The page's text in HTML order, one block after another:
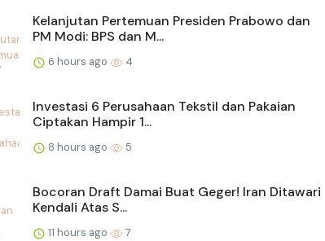
Kelanjutan Pertemuan Presiden Prabowo dan
PM Modi: BPS dan M...
6 hours ago 4
Investasi 6 Perusahaan Tekstil dan Pakaian
Ciptakan Hampir 1...
8 hours ago 5
Bocoran Draft Damai Buat Geger! Iran Ditawari
Kendali Atas S...
11 hours ago 7